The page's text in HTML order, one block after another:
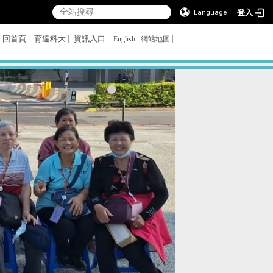
Language 登入
回首頁 育達科大 資訊入口 English 網站地圖